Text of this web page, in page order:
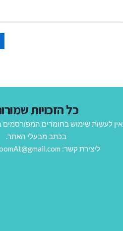
כל הזכויות
אין לעשות שימוש בחומרים
בכתב מבעלי האתר.
ליצירת קשר: Avihai.ZoomAt@gmail.com